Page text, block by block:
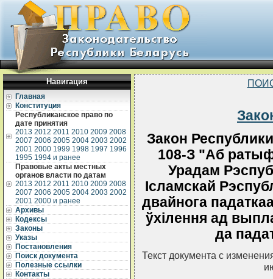
Навигация
Главная
Конституция
Республиканское право по
дате принятия
2013 2012 2011 2010 2009 2008
2007 2006 2005 2004 2003 2002
2001 2000 1999 1998 1997 1996
1995 1994 и ранее
Правовые акты местных
органов власти по датам
2013 2012 2011 2010 2009 2008
2007 2006 2005 2004 2003 2002
2001 2000 и ранее
Архивы
Кодексы
Законы
Указы
Постановления
Поиск документа
Полезные ссылки
Контакты
Закон
108-З "Аб
Урадам
Iсламскай
двайнога
ўхiлення ад
да
Текст документа с